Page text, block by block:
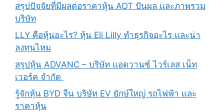
สรุปปัจจัยที่มีผลต่อราคาหุ้น AOT ปันผล และภาพรวม
บริษัท
LLY คือหุ้นอะไร? หุ้น Eli Lilly ทำธุรกิจอะไร และน่า
ลงทุนไหม
สรุปหุ้น ADVANC – บริษัท แอดวานซ์ ไวร์เลส เน็ท
เวอร์ค จํากัด
รู้จักหุ้น BYD จีน บริษัท EV ยักษ์ใหญ่ รถไฟฟ้า และ
ราคาหุ้น